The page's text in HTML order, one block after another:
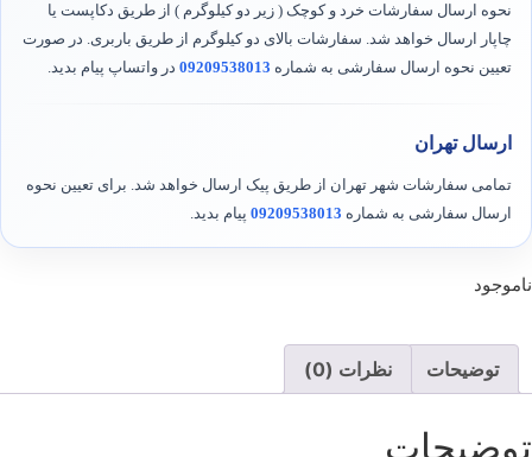
نحوه ارسال سفارشات خرد و کوچک ( زیر دو کیلوگرم ) از طریق دکاپست یا
چاپار ارسال خواهد شد. سفارشات بالای دو کیلوگرم از طریق باربری. در صورت
تعیین نحوه ارسال سفارشی به شماره 09209538013 در واتساپ پیام بدید.
ارسال تهران
تمامی سفارشات شهر تهران از طریق پیک ارسال خواهد شد. برای تعیین نحوه
ارسال سفارشی به شماره 09209538013 پیام بدید.
ناموجود
توضیحات نظرات (0)
توضیحات